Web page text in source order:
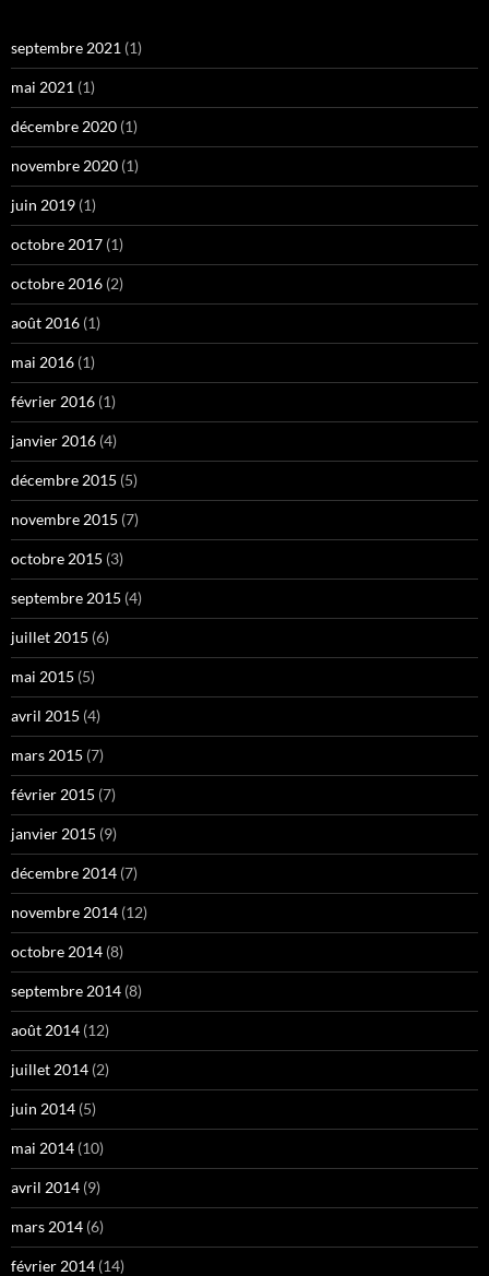
septembre 2021 (1)
mai 2021 (1)
décembre 2020 (1)
novembre 2020 (1)
juin 2019 (1)
octobre 2017 (1)
octobre 2016 (2)
août 2016 (1)
mai 2016 (1)
février 2016 (1)
janvier 2016 (4)
décembre 2015 (5)
novembre 2015 (7)
octobre 2015 (3)
septembre 2015 (4)
juillet 2015 (6)
mai 2015 (5)
avril 2015 (4)
mars 2015 (7)
février 2015 (7)
janvier 2015 (9)
décembre 2014 (7)
novembre 2014 (12)
octobre 2014 (8)
septembre 2014 (8)
août 2014 (12)
juillet 2014 (2)
juin 2014 (5)
mai 2014 (10)
avril 2014 (9)
mars 2014 (6)
février 2014 (14)